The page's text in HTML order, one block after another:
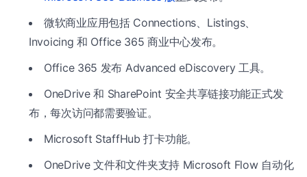
微软商业应用包括 Connections、Listings、
Invoicing 和 Office 365 商业中心发布。
Office 365 发布 Advanced eDiscovery 工具。
OneDrive 和 SharePoint 安全共享链接功能正式发
布，每次访问都需要验证。
Microsoft StaffHub 打卡功能。
OneDrive 文件和文件夹支持 Microsoft Flow 自动化